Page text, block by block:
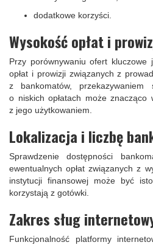
dodatkowe korzyści.
Wysokość opłat i
Przy porównywaniu ofert kluczowe
opłat i prowizji związanych z
z bankomatów,
o niskich opłatach może znacząco
z jego użytkowaniem.
Lokalizacja i liczbę
Sprawdzenie dostępności
ewentualnych opłat związanych z
instytucji finansowej może być
korzystają z gotówki.
Zakres sług
Funkcjonalność platformy